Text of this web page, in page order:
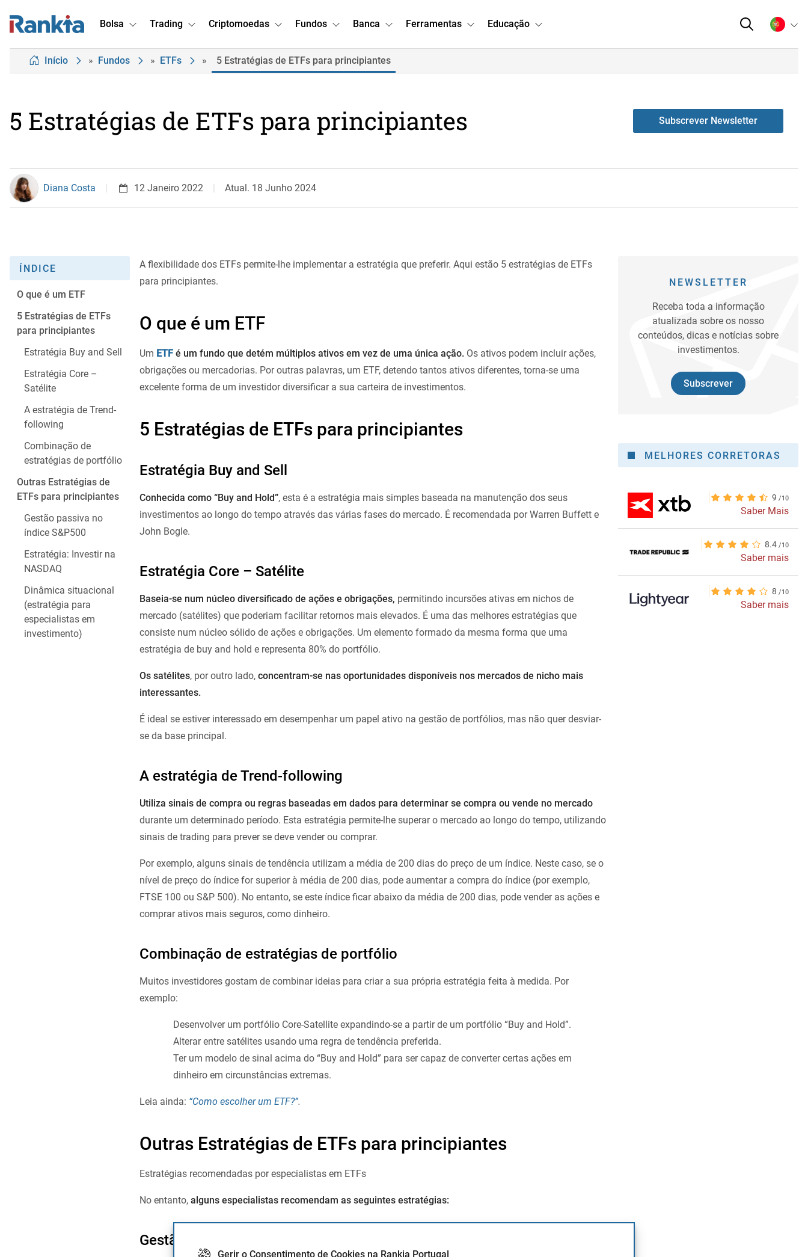
Gerir o Consentimento de Cookies na Rankia Portugal
Bolsa Trading Criptomoedas Fundos Banca Ferramentas Educação
Início » Fundos » ETFs » 5 Estratégias de ETFs para principiantes
5 Estratégias de ETFs para principiantes Subscrever Newsletter
Diana Costa 12 Janeiro 2022 Atual. 18 Junho 2024
ÍNDICE
O que é um ETF
5 Estratégias de ETFs
para principiantes
Estratégia Buy and Sell
Estratégia Core –
Satélite
A estratégia de Trend-
following
Combinação de
estratégias de portfólio
Outras Estratégias de
ETFs para principiantes
Gestão passiva no
índice S&P500
Estratégia: Investir na
NASDAQ
Dinâmica situacional
(estratégia para
especialistas em
investimento)
A flexibilidade dos ETFs permite-lhe implementar a estratégia que preferir. Aqui estão 5 estratégias de ETFs
para principiantes.
O que é um ETF
Um ETF é um fundo que detém múltiplos ativos em vez de uma única ação. Os ativos podem incluir ações,
obrigações ou mercadorias. Por outras palavras, um ETF, detendo tantos ativos diferentes, torna-se uma
excelente forma de um investidor diversificar a sua carteira de investimentos.
5 Estratégias de ETFs para principiantes
Estratégia Buy and Sell
Conhecida como “Buy and Hold”, esta é a estratégia mais simples baseada na manutenção dos seus
investimentos ao longo do tempo através das várias fases do mercado. É recomendada por Warren Buffett e
John Bogle.
Estratégia Core – Satélite
Baseia-se num núcleo diversificado de ações e obrigações, permitindo incursões ativas em nichos de
mercado (satélites) que poderiam facilitar retornos mais elevados. É uma das melhores estratégias que
consiste num núcleo sólido de ações e obrigações. Um elemento formado da mesma forma que uma
estratégia de buy and hold e representa 80% do portfólio.
Os satélites, por outro lado, concentram-se nas oportunidades disponíveis nos mercados de nicho mais
interessantes.
É ideal se estiver interessado em desempenhar um papel ativo na gestão de portfólios, mas não quer desviar-
se da base principal.
A estratégia de Trend-following
Utiliza sinais de compra ou regras baseadas em dados para determinar se compra ou vende no mercado
durante um determinado período. Esta estratégia permite-lhe superar o mercado ao longo do tempo, utilizando
sinais de trading para prever se deve vender ou comprar.
Por exemplo, alguns sinais de tendência utilizam a média de 200 dias do preço de um índice. Neste caso, se o
nível de preço do índice for superior à média de 200 dias, pode aumentar a compra do índice (por exemplo,
FTSE 100 ou S&P 500). No entanto, se este índice ficar abaixo da média de 200 dias, pode vender as ações e
comprar ativos mais seguros, como dinheiro.
Combinação de estratégias de portfólio
Muitos investidores gostam de combinar ideias para criar a sua própria estratégia feita à medida. Por
exemplo:
Desenvolver um portfólio Core-Satellite expandindo-se a partir de um portfólio “Buy and Hold”.
Alterar entre satélites usando uma regra de tendência preferida.
Ter um modelo de sinal acima do “Buy and Hold” para ser capaz de converter certas ações em
dinheiro em circunstâncias extremas.
Leia ainda: “Como escolher um ETF?”.
Outras Estratégias de ETFs para principiantes
Estratégias recomendadas por especialistas em ETFs
No entanto, alguns especialistas recomendam as seguintes estratégias:
Gestão passiva no índice S&P500
NEWSLETTER
Receba toda a informação
atualizada sobre os nosso
conteúdos, dicas e notícias sobre
investimentos.
Subscrever
MELHORES CORRETORAS
9
Saber Mais
8.4
Saber mais
8
Saber mais